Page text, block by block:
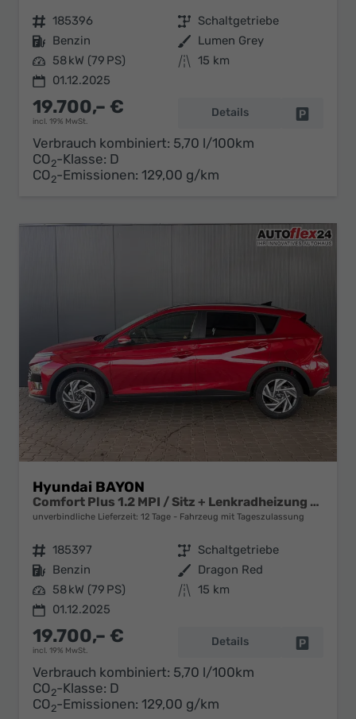
Fahrzeugnr. 185396 Getriebe Schaltgetriebe
Kraftstoff Benzin Außenfarbe Lumen Grey
Leistung 58 kW (79 PS) Kilometerstand 15 km
01.12.2025
19.700,– €
incl. 19% MwSt.
Details
Verbrauch kombiniert: 5,70 l/100km
CO2-Klasse: D
CO2-Emissionen: 129,00 g/km
Hyundai BAYON
Comfort Plus 1.2 MPI / Sitz + Lenkradheizung PDC V&H Kamera LED Tempomat Keyless Alu 16"
unverbindliche Lieferzeit: 12 Tage Fahrzeug mit Tageszulassung
Fahrzeugnr. 185397 Getriebe Schaltgetriebe
Kraftstoff Benzin Außenfarbe Dragon Red
Leistung 58 kW (79 PS) Kilometerstand 15 km
01.12.2025
19.700,– €
incl. 19% MwSt.
Details
Verbrauch kombiniert: 5,70 l/100km
CO2-Klasse: D
CO2-Emissionen: 129,00 g/km